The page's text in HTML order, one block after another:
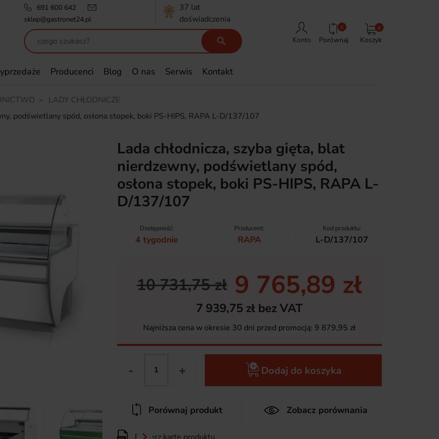
691 600 642
sklep@gastronet24.pl
37 lat
doświadczenia
 Konto
0
Porównaj Koszyk
0
Producenci Blog O nas Serwis Kontakt
LADY CHŁODNICZE
podświetlany spód, osłona stopek, boki PS-HIPS, RAPA L-D/137/107
Lada chłodnicza, szyba gięta, blat
nierdzewny, podświetlany spód,
osłona stopek, boki PS-HIPS, RAPA L-
D/137/107
Dostępność:
4 tygodnie
Producent:
RAPA
Kod produktu:
L-D/137/107
10 731,75 zł 9 765,89 zł
7 939,75 zł bez VAT
Najniższa cena w okresie 30 dni przed promocją: 9 879,95 zł
- + Dodaj do koszyka
Porównaj produkt Zobacz porównania